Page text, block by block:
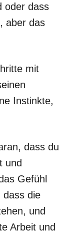
oder dass
aber das
mit
Instinkte,
dass du
und
Gefühl
dass die
und
Arbeit und